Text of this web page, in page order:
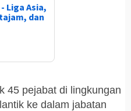
Liga Asia,
dan
45 pejabat di lingkungan
ke dalam jabatan